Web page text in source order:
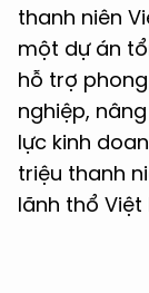
thanh niên
một dự án
hỗ trợ
nghiệp,
lực kinh
triệu thanh
lãnh thổ Việt